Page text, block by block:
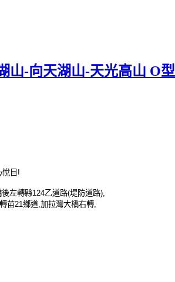
山-向天湖山-天光高山 O型
目 !
後左轉縣124乙道路(堤防道路),
苗21鄉道 加拉灣大橋右轉